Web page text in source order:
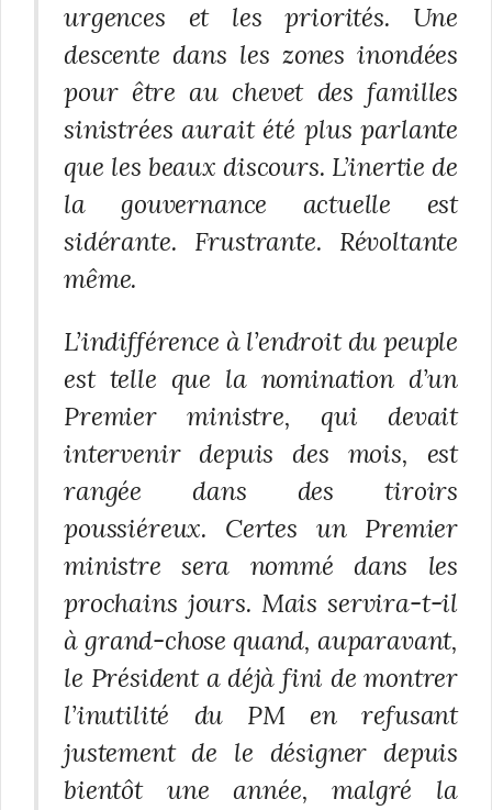
urgences et les priorités. Une
descente dans les zones inondées
pour être au chevet des familles
sinistrées aurait été plus parlante
que les beaux discours. L’inertie de
la gouvernance actuelle est
sidérante. Frustrante. Révoltante
même.
L’indifférence à l’endroit du peuple
est telle que la nomination d’un
Premier ministre, qui devait
intervenir depuis des mois, est
rangée dans des tiroirs
poussiéreux. Certes un Premier
ministre sera nommé dans les
prochains jours. Mais servira-t-il
à grand-chose quand, auparavant,
le Président a déjà fini de montrer
l’inutilité du PM en refusant
justement de le désigner depuis
bientôt une année, malgré la